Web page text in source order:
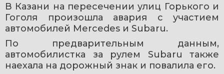
В Казани на пересечении улиц Горького и
Гоголя произошла авария с участием
автомобилей Mercedes и Subaru.
По предварительным данным,
автомобилистка за рулем Subaru также
наехала на дорожный знак и повалила его.